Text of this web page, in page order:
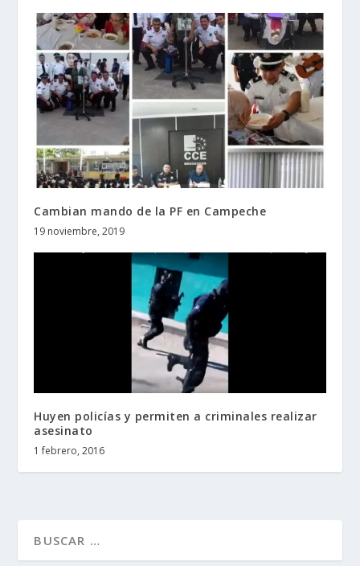
Cambian mando de la PF en Campeche
19 noviembre, 2019
Huyen policías y permiten a criminales realizar
asesinato
1 febrero, 2016